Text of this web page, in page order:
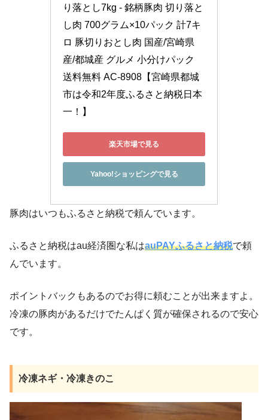
り落とし7kg - 銘柄豚肉 切り落と
し肉 700グラム×10パック 計7キ
ロ 豚切りおとし肉 国産/宮崎県
産/都城産 グルメ 小分けパック
送料無料 AC-8908【宮崎県都城
市は令和2年度ふるさと納税日本
一！】
楽天市場で見る
Yahoo!ショッピングで見る
豚肉はいつもふるさと納税で頼んでいます。
ふるさと納税はau経済圏な私はauPAYふるさと納税で頼
んでいます。
ポイントバックもあるのでお得に頼むことが出来ますよ。
冷凍の豚肉があるだけでたんぱく質が確保されるので安心
です。
冷凍ネギ・冷凍きのこ